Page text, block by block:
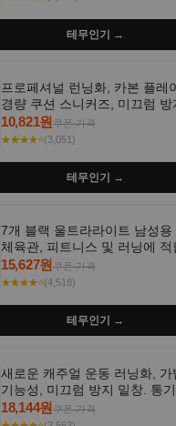
테무인기 →
프로페셔널 런닝화, 카본 플레
경량 쿠션 스니커즈, 미끄럼 방
통기성 화이트-퍼플 그라데이
닝 - 남성용, 여성용, 모든 계절
10,821원쿠폰 가격
★★★★⭐(3,051)
테무인기 →
7개 블랙 울트라라이트 남성
체육관, 피트니스 및 러닝에 적
통기성 좋은 수분 흡수 반팔 운
15,627원쿠폰 가격
★★★★⭐(4,518)
테무인기 →
새로운 캐주얼 운동 러닝화, 가
기능성, 미끄럼 방지 밑창. 통기
이트, 퍼플 그라데이션 색상
18,144원쿠폰 가격